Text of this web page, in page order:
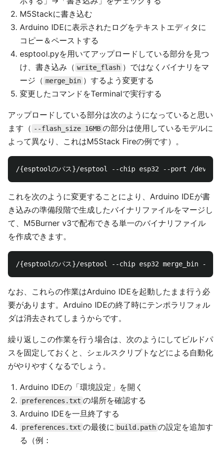
M5Stackに書き込む
Arduino IDEに表示されたログをテキストエディタに
コピー＆ペーストする
esptool.pyを用いてアップロードしている部分を見つ
け、書き込み（ write_flash ）ではなくバイナリをマ
ージ（ merge_bin ）するよう変更する
変更したコマンドをTerminalで実行する
アップロードしている部分は次のようになっていると思い
ます（ --flash_size 16MB の部分は使用しているモデルに
よって異なり、これはM5Stack Fireの例です）。
これを次のように変更することにより、Arduino IDEが書
き込みの準備段階で生成したバイナリファイルをマージし
て、M5Burner v3で配布できる単一のバイナリファイル
を作成できます。
なお、これらの作業はArduino IDEを起動したまま行う必
要があります。Arduino IDEの終了時にテンポラリフォル
ダは消去されてしまうからです。
繰り返しこの作業を行う場合は、次のようにしてビルドパ
スを固定しておくと、シェルスクリプトなどによる自動化
がやりやすくなるでしょう。
Arduino IDEの「環境設定」を開く
preferences.txt の場所を確認する
Arduino IDEを一旦終了する
preferences.txt の最後に build.path の設定を追加す
る（例：